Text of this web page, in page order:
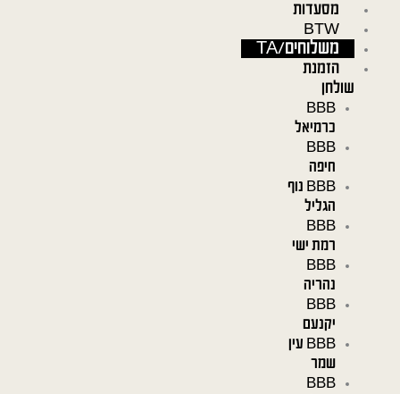
מסעדות
BTW
משלוחים/TA
הזמנת
שולחן
BBB
כרמיאל
BBB
חיפה
BBB נוף
הגליל
BBB
רמת ישי
BBB
נהריה
BBB
יקנעם
BBB עין
שמר
BBB